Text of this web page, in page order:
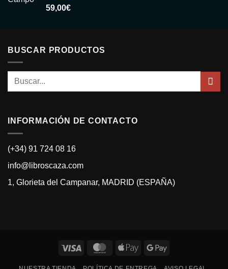
Valorado
con
59,00€
BUSCAR PRODUCTOS
Buscar
INFORMACIÓN DE CONTACTO
(+34) 91 724 08 16
info@libroscaza.com
1, Glorieta del Campanar, MADRID (ESPAÑA)
Visa MasterCardApple
Google